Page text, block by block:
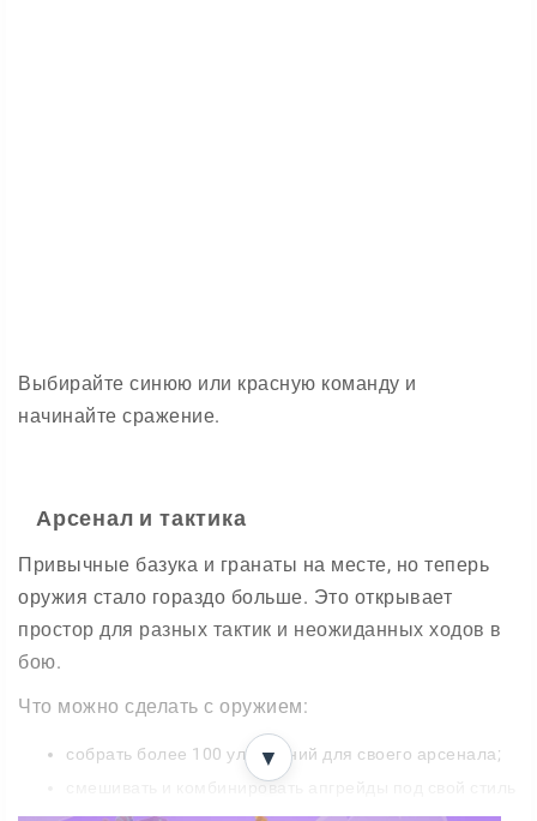
Выбирайте синюю или красную команду и
начинайте сражение.
Арсенал и тактика
Привычные базука и гранаты на месте, но теперь
оружия стало гораздо больше. Это открывает
простор для разных тактик и неожиданных ходов в
бою.
Что можно сделать с оружием:
собрать более 100 улучшений для своего арсенала;
смешивать и комбинировать апгрейды под свой стиль
игры;
▼